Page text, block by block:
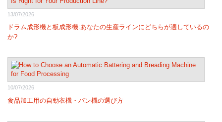
13/07/2026
ドラム成形機と板成形機:あなたの生産ラインにどちらが適しているの
か?
10/07/2026
食品加工用の自動衣機・パン機の選び方